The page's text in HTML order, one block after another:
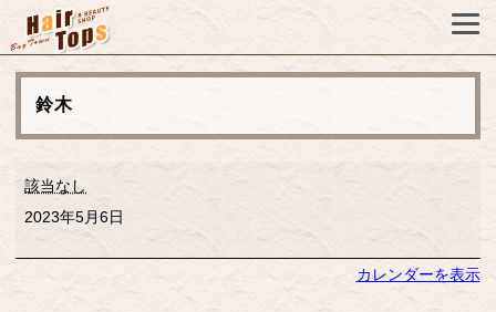
鈴木
木該当なし
2023年5月6日
カレンダーを表示